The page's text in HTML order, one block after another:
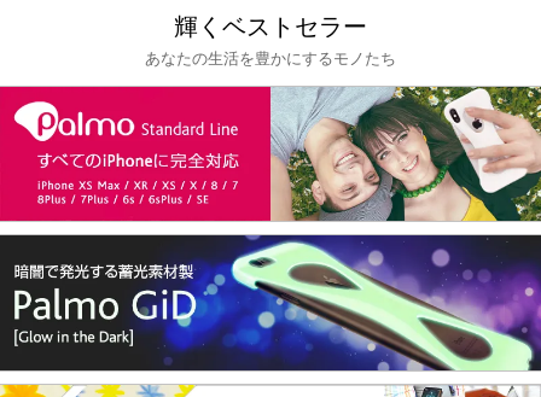
輝くベストセラー
あなたの生活を豊かにするモノたち